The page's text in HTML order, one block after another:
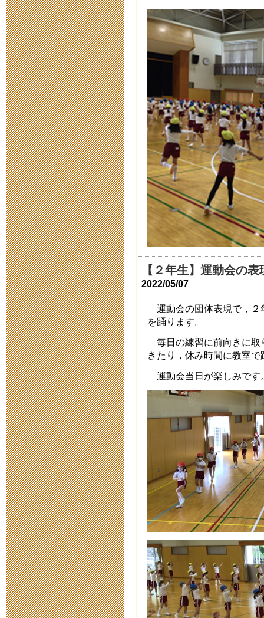
令和元年度卒
2020年3月12日
新型コロナウ
連絡
2020年3月 6日
【公開研究会
お知らせ（実
2020年2月 5日
2020年2月8
（実施済み）
2019年11月12日
令和二年度新
まで
2019年10月15日
令和二年度新
2019年10月 1日
令和二年度新
2019年6月28日
2019年2月9
み）
2018年11月12日
【追記】【公
中止のお知ら
【２年生】運動会の
2022/05/07
運動会の団体表現で，２
を踊ります。
毎日の練習に前向きに取
きたり，休み時間に教室
運動会当日が楽しみです